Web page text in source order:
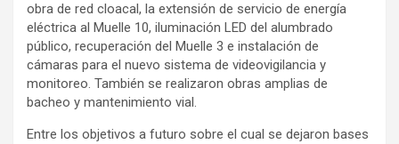
obra de red cloacal, la extensión de servicio de energía
eléctrica al Muelle 10, iluminación LED del alumbrado
público, recuperación del Muelle 3 e instalación de
cámaras para el nuevo sistema de videovigilancia y
monitoreo. También se realizaron obras amplias de
bacheo y mantenimiento vial.
Entre los objetivos a futuro sobre el cual se dejaron bases